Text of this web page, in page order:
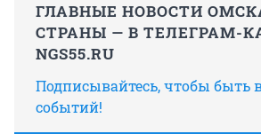
ГЛАВНЫЕ НОВОСТИ
СТРАНЫ — В ТЕЛЕГРАМ-
NGS55.RU
Подписывайтесь, чтобы быть
событий!